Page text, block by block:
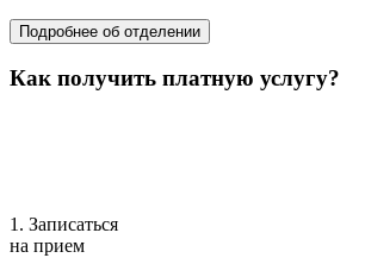
Подробнее об отделении
Как получить платную услугу?
1. Записаться
на прием